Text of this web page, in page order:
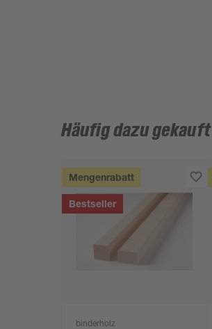
Häufig dazu gekauft
Mengenrabatt
Bestseller
binderholz